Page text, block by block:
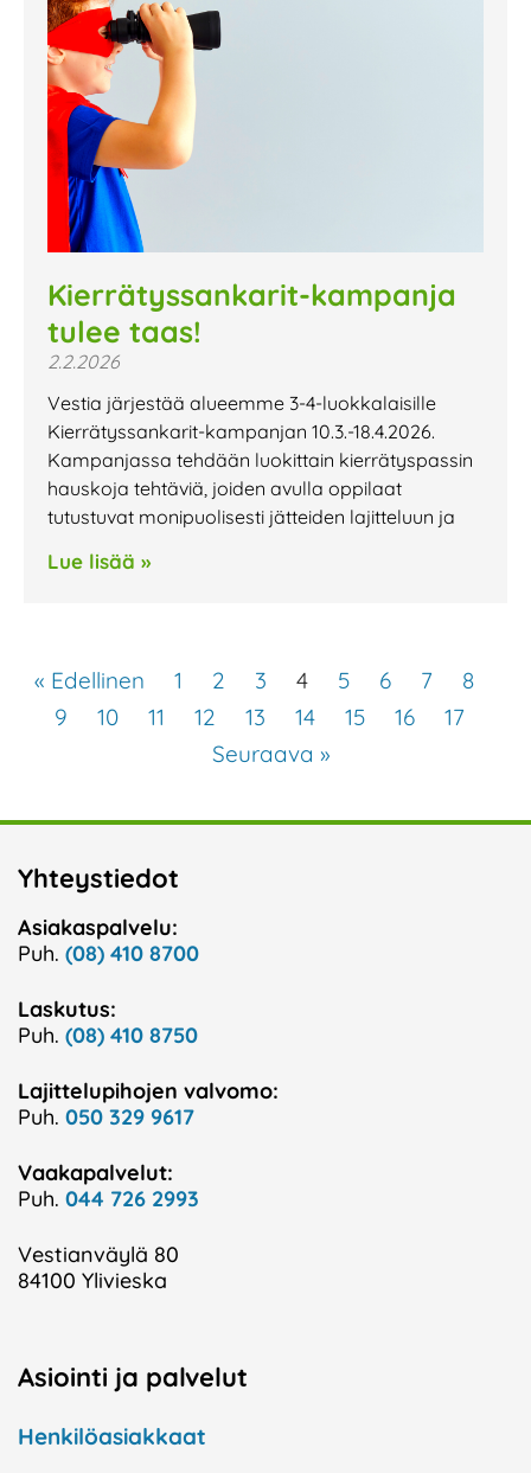
Kierrätyssankarit-kampanja
tulee taas!
2.2.2026
Vestia järjestää alueemme 3-4-luokkalaisille
Kierrätyssankarit-kampanjan 10.3.-18.4.2026.
Kampanjassa tehdään luokittain kierrätyspassin
hauskoja tehtäviä, joiden avulla oppilaat
tutustuvat monipuolisesti jätteiden lajitteluun ja
Lue lisää »
« Edellinen 1 2 3 4 5 6 7
8
9
10 11 12 13 14 15 16
17
Seuraava »
Yhteystiedot
Asiakaspalvelu:
Puh. (08) 410 8700
Laskutus:
Puh. (08) 410 8750
Lajittelupihojen valvomo:
Puh. 050 329 9617
Vaakapalvelut:
Puh. 044 726 2993
Vestianväylä 80
84100 Ylivieska
Asiointi ja palvelut
Henkilöasiakkaat